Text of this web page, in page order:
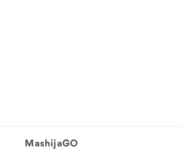
MashijaGO